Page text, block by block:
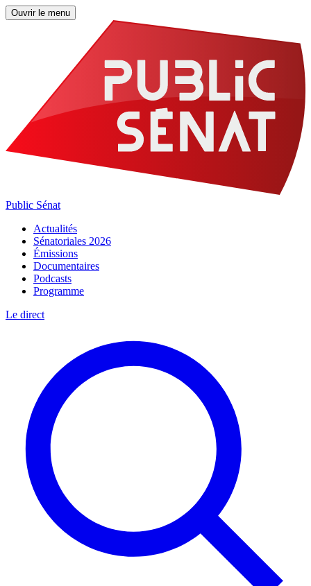
Ouvrir le menu
Public Sénat
Actualités
Sénatoriales 2026
Émissions
Documentaires
Podcasts
Programme
Le direct